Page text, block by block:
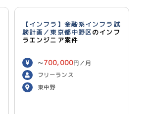
【インフラ】金融系インフラ試
験計画／東京都中野区のインフ
ラエンジニア案件
〜700,000円／月
フリーランス
東中野